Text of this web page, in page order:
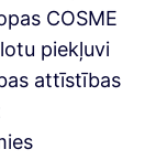
COSME
piekļuvi
attīstības